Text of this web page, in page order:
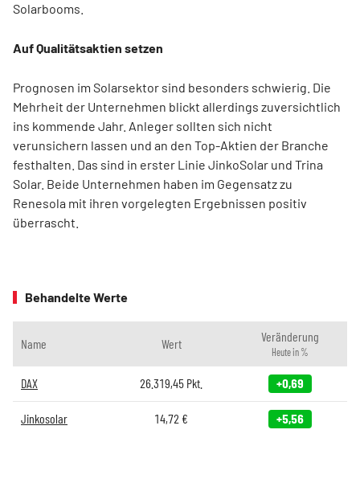
Solarbooms.
Auf Qualitätsaktien setzen
Prognosen im Solarsektor sind besonders schwierig. Die
Mehrheit der Unternehmen blickt allerdings zuversichtlich
ins kommende Jahr. Anleger sollten sich nicht
verunsichern lassen und an den Top-Aktien der Branche
festhalten. Das sind in erster Linie JinkoSolar und Trina
Solar. Beide Unternehmen haben im Gegensatz zu
Renesola mit ihren vorgelegten Ergebnissen positiv
überrascht.
Behandelte Werte
Name Wert Veränderung
Heute in %
DAX 26.319,45 Pkt. +0,69
Jinkosolar 14,72 € +5,56